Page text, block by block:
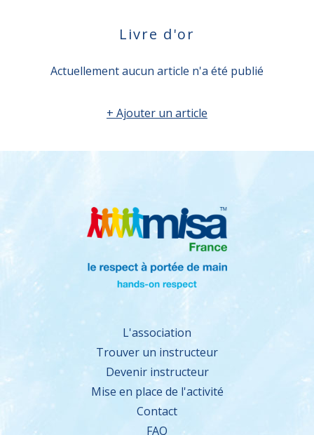
Livre d'or
Actuellement aucun article n'a été publié
+ Ajouter un article
L'association
Trouver un instructeur
Devenir instructeur
Mise en place de l'activité
Contact
FAQ